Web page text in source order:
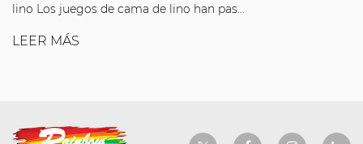
lino Los juegos de cama de lino han pas...
LEER MÁS